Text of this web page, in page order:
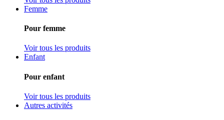
Femme
Pour femme
Voir tous les produits
Enfant
Pour enfant
Voir tous les produits
Autres activités